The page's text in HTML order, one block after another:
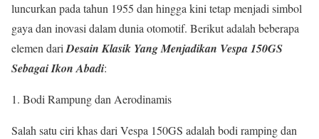
luncurkan pada tahun 1955 dan hingga kini tetap menjadi simbol
gaya dan inovasi dalam dunia otomotif. Berikut adalah beberapa
elemen dariDesain Klasik Yang Menjadikan Vespa 150GS
Sebagai Ikon Abadi:
1. Bodi Rampung dan Aerodinamis
Salah satu ciri khas dari Vespa 150GS adalah bodi ramping dan